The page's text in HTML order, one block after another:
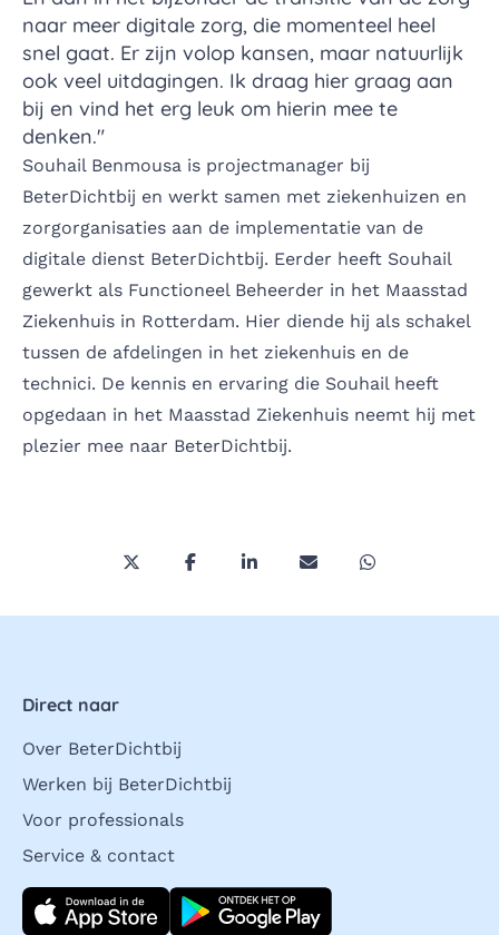
naar meer digitale zorg, die momenteel heel
snel gaat. Er zijn volop kansen, maar natuurlijk
ook veel uitdagingen. Ik draag hier graag aan
bij en vind het erg leuk om hierin mee te
denken."
Souhail Benmousa is projectmanager bij
BeterDichtbij en werkt samen met ziekenhuizen en
zorgorganisaties aan de implementatie van de
digitale dienst BeterDichtbij. Eerder heeft Souhail
gewerkt als Functioneel Beheerder in het Maasstad
Ziekenhuis in Rotterdam. Hier diende hij als schakel
tussen de afdelingen in het ziekenhuis en de
technici. De kennis en ervaring die Souhail heeft
opgedaan in het Maasstad Ziekenhuis neemt hij met
plezier mee naar BeterDichtbij.
Deel deze pagina via Twitter/X
Deel deze pagina op Facebook
Deel deze pagina op
Deel deze pagina via
Deel deze
Direct naar
Over BeterDichtbij
Werken bij BeterDichtbij
Voor professionals
Service & contact
Download direct